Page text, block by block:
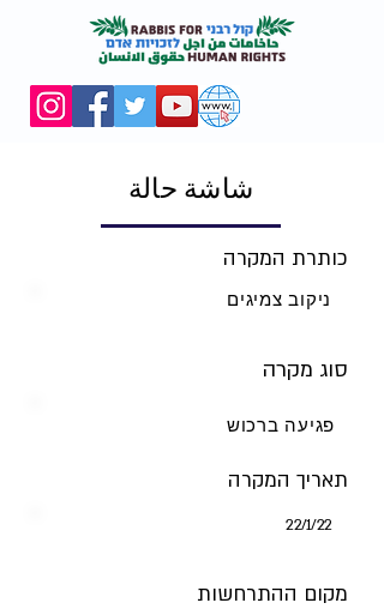
شاشة حالة
כותרת המקרה
ניקוב צמיגים
סוג מקרה
פגיעה ברכוש
תאריך המקרה
22‏/1‏/22
מקום ההתרחשות